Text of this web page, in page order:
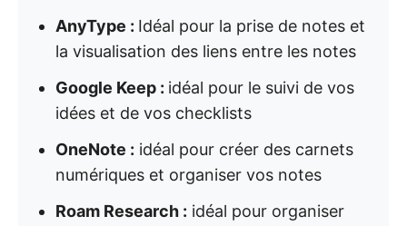
AnyType : Idéal pour la prise de notes et
la visualisation des liens entre les notes
Google Keep : idéal pour le suivi de vos
idées et de vos checklists
OneNote : idéal pour créer des carnets
numériques et organiser vos notes
Roam Research : idéal pour organiser